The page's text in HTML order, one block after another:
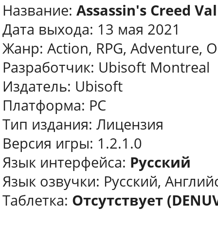
Название: Assassin's Creed
Дата выхода: 13 мая 2021
Жанр: Action, RPG, Adventure,
Разработчик: Ubisoft Montreal
Издатель: Ubisoft
Платформа: PC
Тип издания: Лицензия
Версия игры: 1.2.1.0
Язык интерфейса: Русский
Язык озвучки: Русский,
Таблетка: Отсутствует